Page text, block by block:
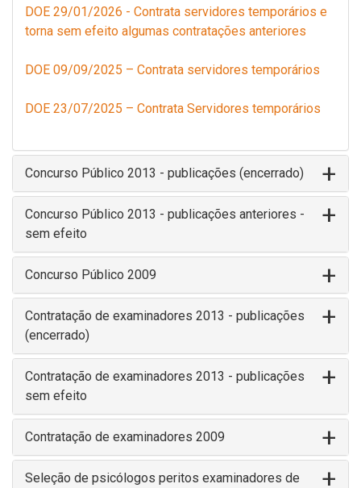
DOE 29/01/2026 - Contrata servidores temporários e
torna sem efeito algumas contratações anteriores
DOE 09/09/2025 – Contrata servidores temporários
DOE 23/07/2025 – Contrata Servidores temporários
Concurso Público 2013 - publicações (encerrado)
Concurso Público 2013 - publicações anteriores -
sem efeito
Concurso Público 2009
Contratação de examinadores 2013 - publicações
(encerrado)
Contratação de examinadores 2013 - publicações
sem efeito
Contratação de examinadores 2009
Seleção de psicólogos peritos examinadores de